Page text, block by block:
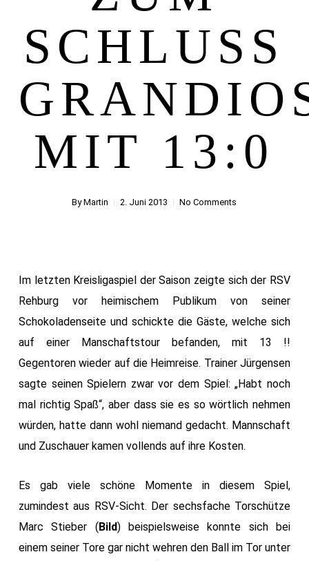
SCHLUSS
MIT 13:0
By Martin 2. Juni 2013 No Comments
Im letzten Kreisligaspiel der Saison zeigte sich der RSV
Rehburg vor heimischem Publikum von seiner
Schokoladenseite und schickte die Gäste, welche sich
auf einer Manschaftstour befanden, mit 13 !!
Gegentoren wieder auf die Heimreise. Trainer Jürgensen
sagte seinen Spielern zwar vor dem Spiel: „Habt noch
mal richtig Spaß“, aber dass sie es so wörtlich nehmen
würden, hatte dann wohl niemand gedacht. Mannschaft
und Zuschauer kamen vollends auf ihre Kosten.
Es gab viele schöne Momente in diesem Spiel,
zumindest aus RSV-Sicht. Der sechsfache Torschütze
Marc Stieber (Bild) beispielsweise konnte sich bei
einem seiner Tore gar nicht wehren den Ball im Tor unter